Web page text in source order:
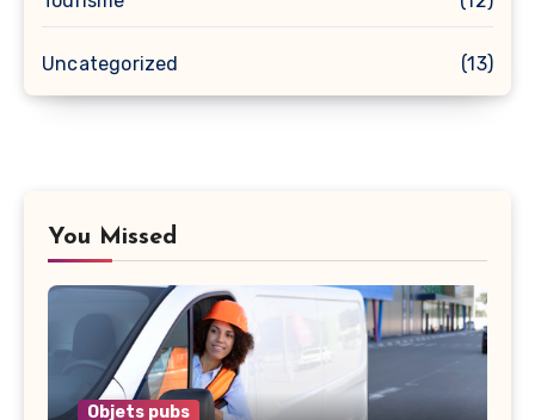
Uncategorized (13)
You Missed
Objets pubs